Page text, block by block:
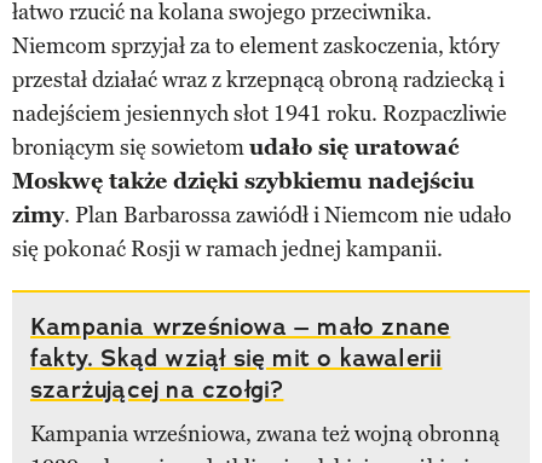
łatwo rzucić na kolana swojego przeciwnika.
Niemcom sprzyjał za to element zaskoczenia, który
przestał działać wraz z krzepnącą obroną radziecką i
nadejściem jesiennych słot 1941 roku. Rozpaczliwie
broniącym się sowietomudało się uratować
Moskwę także dzięki szybkiemu nadejściu
zimy. Plan Barbarossa zawiódł i Niemcom nie udało
się pokonać Rosji w ramach jednej kampanii.
Kampania wrześniowa – mało znane
fakty. Skąd wziął się mit o kawalerii
szarżującej na czołgi?
Kampania wrześniowa, zwana też wojną obronną